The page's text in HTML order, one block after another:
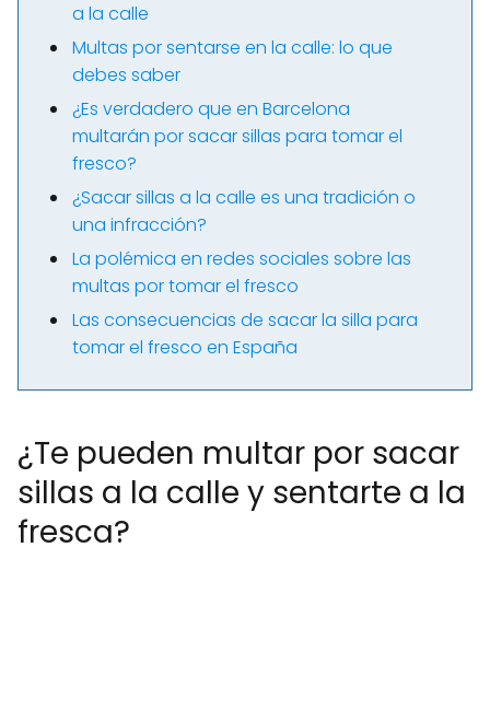
a la calle
Multas por sentarse en la calle: lo que
debes saber
¿Es verdadero que en Barcelona
multarán por sacar sillas para tomar el
fresco?
¿Sacar sillas a la calle es una tradición o
una infracción?
La polémica en redes sociales sobre las
multas por tomar el fresco
Las consecuencias de sacar la silla para
tomar el fresco en España
¿Te pueden multar por sacar
sillas a la calle y sentarte a la
fresca?